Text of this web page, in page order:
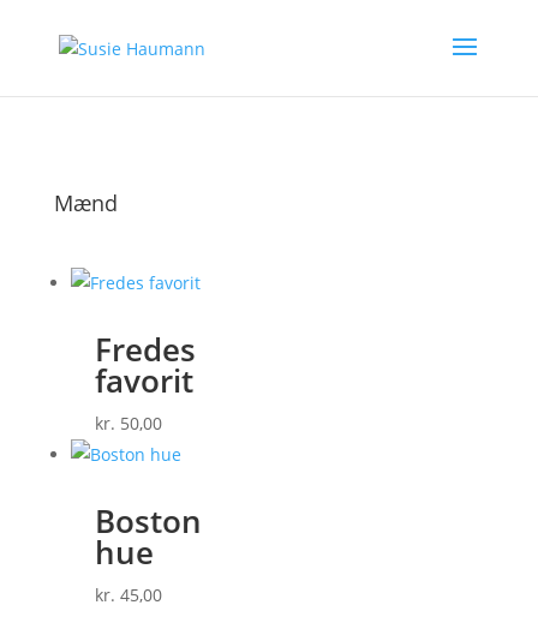
Mænd
Fredes
favorit
kr. 50,00
Boston
hue
kr. 45,00